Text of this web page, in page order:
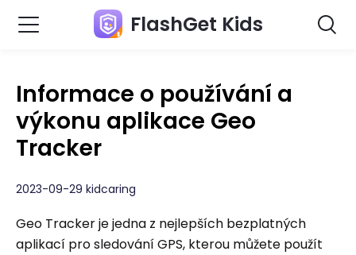
FlashGet Kids
Informace o používání a
výkonu aplikace Geo
Tracker
2023-09-29 kidcaring
Geo Tracker je jedna z nejlepších bezplatných
aplikací pro sledování GPS, kterou můžete použít